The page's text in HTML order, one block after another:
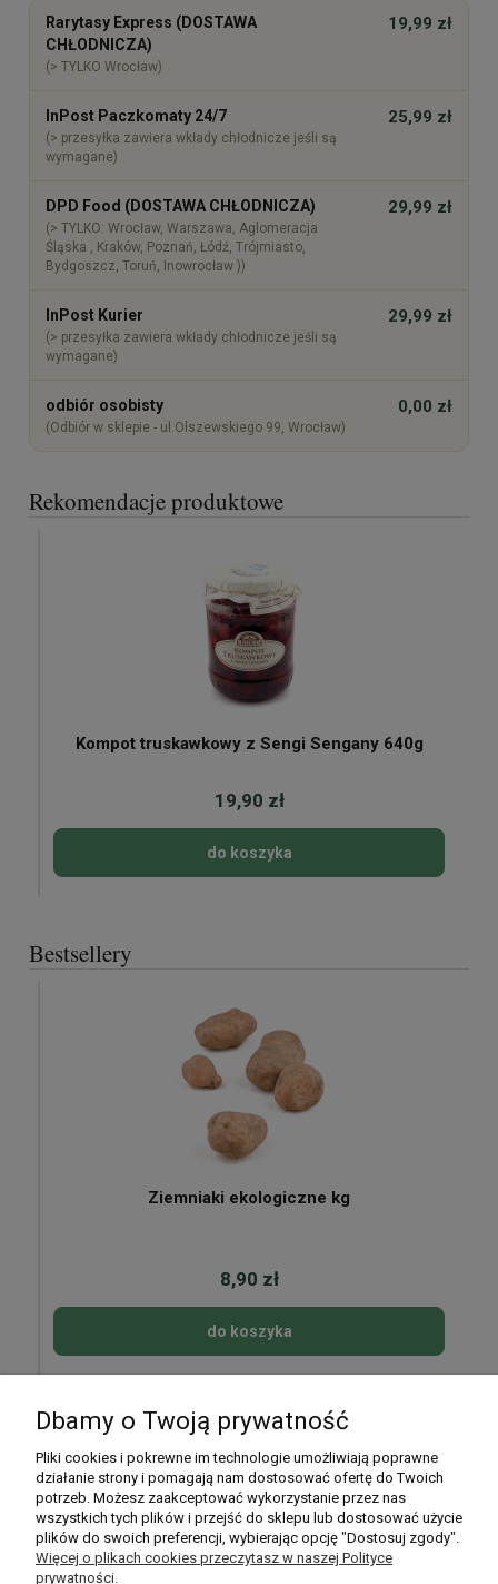
Cena nie zawiera ewentualnych kosztów płatności
Rarytasy Express (DOSTAWA
CHŁODNICZA)
(> TYLKO Wrocław)
19,99 zł
InPost Paczkomaty 24/7
(> przesyłka zawiera wkłady chłodnicze jeśli są
wymagane)
25,99 zł
DPD Food (DOSTAWA CHŁODNICZA)
(> TYLKO: Wrocław, Warszawa, Aglomeracja
Śląska , Kraków, Poznań, Łódź, Trójmiasto,
Bydgoszcz, Toruń, Inowrocław ))
29,99 zł
InPost Kurier
(> przesyłka zawiera wkłady chłodnicze jeśli są
wymagane)
29,99 zł
odbiór osobisty
(Odbiór w sklepie - ul.Olszewskiego 99, Wrocław)
0,00 zł
Rekomendacje produktowe
Kompot truskawkowy z Sengi Sengany 640g
19,90 zł
do koszyka
Bestsellery
Ziemniaki ekologiczne kg
8,90 zł
do koszyka
Moje konto
Płatności i dostawa
Dbamy o Twoją prywatność
Pliki cookies i pokrewne im technologie umożliwiają poprawne
działanie strony i pomagają nam dostosować ofertę do Twoich
potrzeb. Możesz zaakceptować wykorzystanie przez nas
wszystkich tych plików i przejść do sklepu lub dostosować użycie
plików do swoich preferencji, wybierając opcję "Dostosuj zgody".
Więcej o plikach cookies przeczytasz w naszej Polityce
prywatności.